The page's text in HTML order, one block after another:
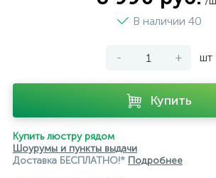
В наличии 40
- + шт
Купить
Купить люстру рядом
Шоурумы и пункты выдачи
Доставка БЕСПЛАТНО!* Подробнее